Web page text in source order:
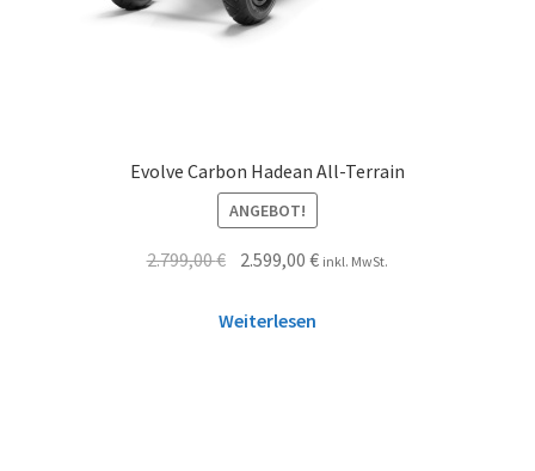
Evolve Carbon Hadean All-Terrain
ANGEBOT!
2.799,00€ 2.599,00€ inkl. MwSt.
Weiterlesen